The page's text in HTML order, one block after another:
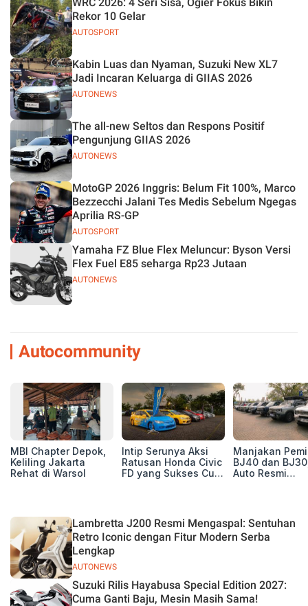
Jelas
AUTOSPORT
Rekor 10 Gelar
AUTONEWS
Kabin Luas dan Nyaman, Suzuki New XL7
Jadi Incaran Keluarga di GIIAS 2026
AUTONEWS
The all-new Seltos dan Respons Positif
Pengunjung GIIAS 2026
AUTOSPORT
MotoGP 2026 Inggris: Belum Fit 100%, Marco
Bezzecchi Jalani Tes Medis Sebelum Ngegas
Aprilia RS-GP
AUTONEWS
Yamaha FZ Blue Flex Meluncur: Byson Versi
Flex Fuel E85 seharga Rp23 Jutaan
Autocommunity
MBI Chapter Depok,
Keliling Jakarta
Rehat di Warsol
Intip Serunya Aksi
Ratusan Honda Civic
FD yang Sukses Curi
Manjakan
BJ40 dan
Auto Resmi
AUTONEWS
Lambretta J200 Resmi Mengaspal: Sentuhan
Retro Iconic dengan Fitur Modern Serba
Lengkap
Suzuki Rilis Hayabusa Special Edition 2027:
Cuma Ganti Baju, Mesin Masih Sama!